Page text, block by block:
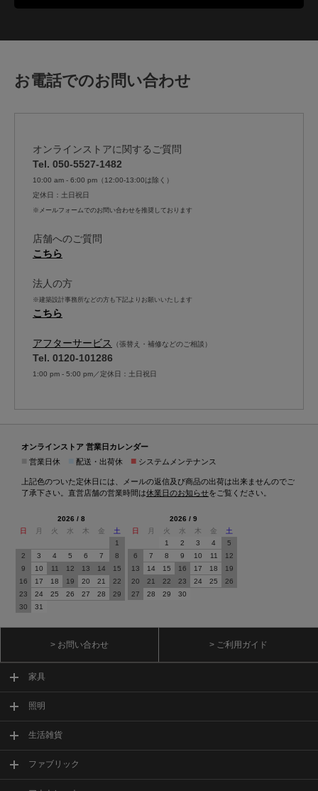
お電話でのお問い合わせ
オンラインストアに関するご質問
Tel. 050-5527-1482
10:00 am - 6:00 pm（12:00-13:00は除く）
定休日：土日祝日
※メールフォームでのお問い合わせを推奨しております
店舗へのご質問
こちら
法人の方
※建築設計事務所などの方も下記よりお願いいたします
こちら
アフターサービス （張替え・補修などのご相談）
Tel. 0120-101286
1:00 pm - 5:00 pm／定休日：土日祝日
オンラインストア 営業日カレンダー
営業日休 配送・出荷休 ■ システムメンテナンス
上記色のついた定休日には、メールの返信及び商品の出荷は出来ませんのでご
了承下さい。直営店舗の営業時間は休業日のお知らせをご覧ください。
2026 / 8
日
月 火 水 木 金
土
1
2
3 4 5 6 7
8
9
10 11 12 13 14
15
16
17 18 19 20 21
22
23
24 25 26 27 28
29
30
31
2026 / 9
日
月 火 水 木 金
土
1
2 3 4
5
6
7 8 9 10 11
12
13
14 15 16 17 18
19
20
21 22 23 24 25
26
27
28 29 30
> お問い合わせ > ご利用ガイド
家具
照明
生活雑貨
ファブリック